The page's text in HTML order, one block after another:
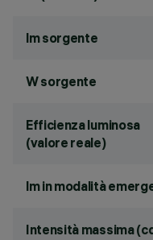
lm sorgente
W sorgente
Efficienza luminosa
(valore reale)
lm in modalità
Intensità massima